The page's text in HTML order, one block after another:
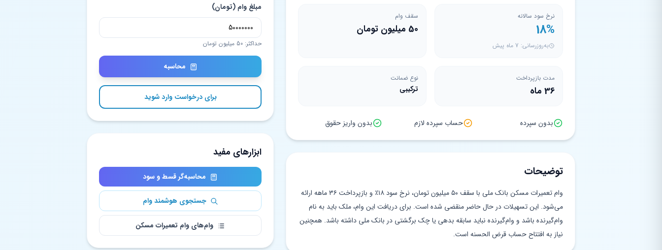
نرخ سود سالانه
18%
به‌روزرسانی: 7 ماه پیش
سقف وام
50 میلیون تومان
مدت بازپرداخت
36 ماه
نوع ضمانت
ترکیبی
بدون سپرده حساب سپرده لازم بدون واریز حقوق
توضیحات
وام تعمیرات مسکن بانک ملی با سقف ۵۰ میلیون تومان، نرخ سود ۱۸٪ و بازپرداخت ۳۶ ماهه ارائه
می‌شود. این تسهیلات در حال حاضر منقضی شده است. برای دریافت این وام، ملک باید به نام
وام‌گیرنده باشد و وام‌گیرنده نباید سابقه بدهی یا چک برگشتی در بانک ملی داشته باشد. همچنین
نیاز به افتتاح حساب قرض الحسنه است.
مبلغ وام (تومان)
حداکثر: 50 میلیون تومان
برای درخواست وارد شوید
ابزارهای مفید
محاسبه‌گر قسط و سود
جستجوی هوشمند وام
وام‌های وام تعمیرات مسکن